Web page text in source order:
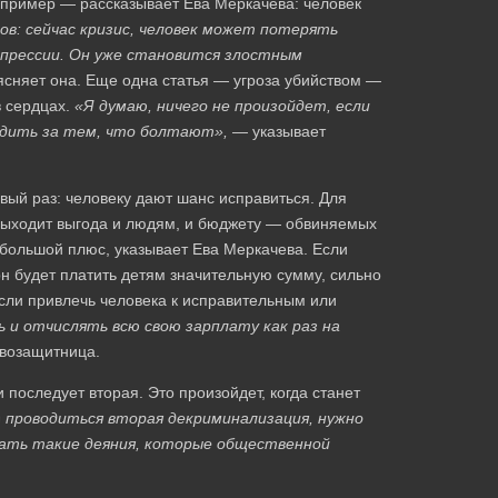
— рассказывает Ева Меркачева: человек
сейчас кризис, человек может потерять
Он уже становится злостным
она. Еще одна статья — угроза убийством —
сердцах. «Я думаю, ничего не произойдет, если
за тем, что болтают», — указывает
раз: человеку дают шанс исправиться. Для
выгода и людям, и бюджету — обвиняемых
плюс, указывает Ева Меркачева. Если
платить детям значительную сумму, сильно
привлечь человека к исправительным или
отчислять всю свою зарплату как раз на
вторая. Это произойдет, когда станет
вторая декриминализация, нужно
такие деяния, которые общественной